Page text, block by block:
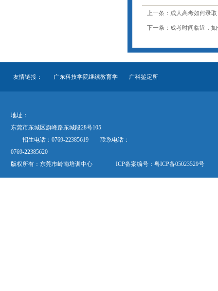
上一条：成人高考如何录
下一条：成考时间临近，
友情链接： 广东科技学院继续教育学 广科鉴定所
地址：
东莞市东城区旗峰路东城段28号105
招生电话：0769-22385619 联系电话：
0769-22385620
版权所有：东莞市岭南培训中心 ICP备案编号： 粤ICP备05023529号